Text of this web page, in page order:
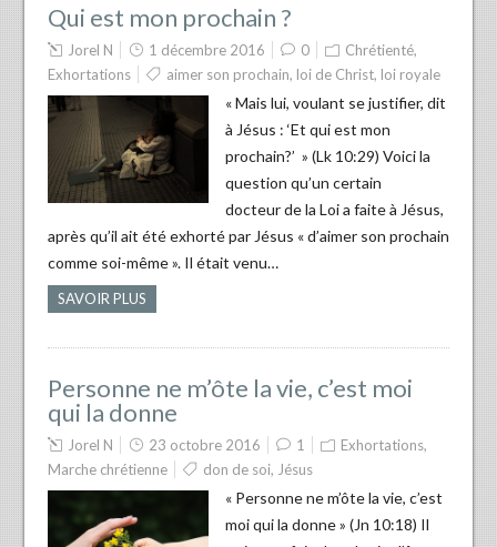
Qui est mon prochain ?
Jorel N 1 décembre 2016 0 Chrétienté,
Exhortations
aimer son prochain, loi de Christ, loi royale
« Mais lui, voulant se justifier, dit
à Jésus : ‘Et qui est mon
prochain?’ » (Lk 10:29) Voici la
question qu’un certain
docteur de la Loi a faite à Jésus,
après qu’il ait été exhorté par Jésus « d’aimer son prochain
comme soi-même ». Il était venu…
SAVOIR PLUS
Personne ne m’ôte la vie, c’est moi
qui la donne
Jorel N 23 octobre 2016 1 Exhortations,
Marche chrétienne
don de soi, Jésus
« Personne ne m’ôte la vie, c’est
moi qui la donne » (Jn 10:18) Il